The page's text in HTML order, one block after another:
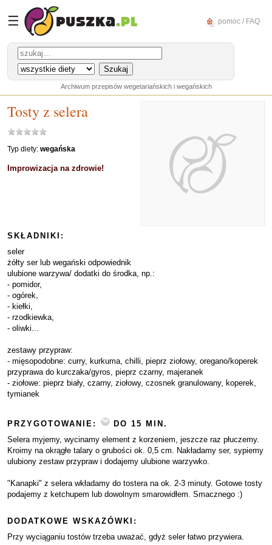
☰ pomoc / FAQ
Archiwum przepisów wegetariańskich i wegańskich
Tosty z selera
Typ diety: wegańska
Improwizacja na zdrowie!
SKŁADNIKI:
seler
żółty ser lub wegański odpowiednik
ulubione warzywa/ dodatki do środka, np.:
- pomidor,
- ogórek,
- kiełki,
- rzodkiewka,
- oliwki...
zestawy przypraw:
- mięsopodobne: curry, kurkuma, chilli, pieprz ziołowy, oregano/koperek
przyprawa do kurczaka/gyros, pieprz czarny, majeranek
- ziołowe: pieprz biały, czarny, ziołowy, czosnek granulowany, koperek,
tymianek
PRZYGOTOWANIE:
DO 15 MIN.
Selera myjemy, wycinamy element z korzeniem, jeszcze raz płuczemy.
Kroimy na okrągłe talary o grubości ok. 0,5 cm. Nakładamy ser, sypiemy
ulubiony zestaw przypraw i dodajemy ulubione warzywko.
"Kanapki" z selera wkładamy do tostera na ok. 2-3 minuty. Gotowe tosty
podajemy z ketchupem lub dowolnym smarowidłem. Smacznego :)
DODATKOWE WSKAZÓWKI:
Przy wyciąganiu tostów trzeba uważać, gdyż seler łatwo przywiera.